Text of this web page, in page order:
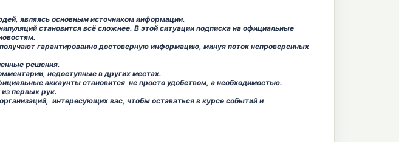
являясь основным источником информации.
становится всё сложнее. В этой ситуации подписка на официальные
гарантированно достоверную информацию, минуя поток непроверенных
решения.
недоступные в других местах.
аккаунты становится не просто удобством, а необходимостью.
первых рук.
интересующих вас, чтобы оставаться в курсе событий и